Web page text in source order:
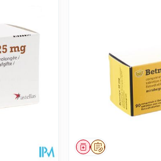
Op voorschrift
Geneesmiddel